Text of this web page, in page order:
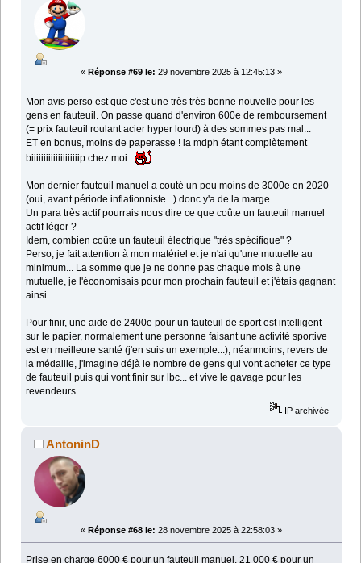
« Réponse #69 le: 29 novembre 2025 à 12:45:13 »
Mon avis perso est que c'est une très très bonne nouvelle pour les
gens en fauteuil. On passe quand d'environ 600e de remboursement
(= prix fauteuil roulant acier hyper lourd) à des sommes pas mal...
ET en bonus, moins de paperasse ! la mdph étant complètement
biiiiiiiiiiiiiiiiiiiip chez moi.
Mon dernier fauteuil manuel a couté un peu moins de 3000e en 2020
(oui, avant période inflationniste...) donc y'a de la marge...
Un para très actif pourrais nous dire ce que coûte un fauteuil manuel
actif léger ?
Idem, combien coûte un fauteuil électrique "très spécifique" ?
Perso, je fait attention à mon matériel et je n'ai qu'une mutuelle au
minimum... La somme que je ne donne pas chaque mois à une
mutuelle, je l'économisais pour mon prochain fauteuil et j'étais gagnant
ainsi...
Pour finir, une aide de 2400e pour un fauteuil de sport est intelligent
sur le papier, normalement une personne faisant une activité sportive
est en meilleure santé (j'en suis un exemple...), néanmoins, revers de
la médaille, j'imagine déjà le nombre de gens qui vont acheter ce type
de fauteuil puis qui vont finir sur lbc... et vive le gavage pour les
revendeurs...
IP archivée
AntoninD
« Réponse #68 le: 28 novembre 2025 à 22:58:03 »
Prise en charge 6000 € pour un fauteuil manuel, 21 000 € pour un